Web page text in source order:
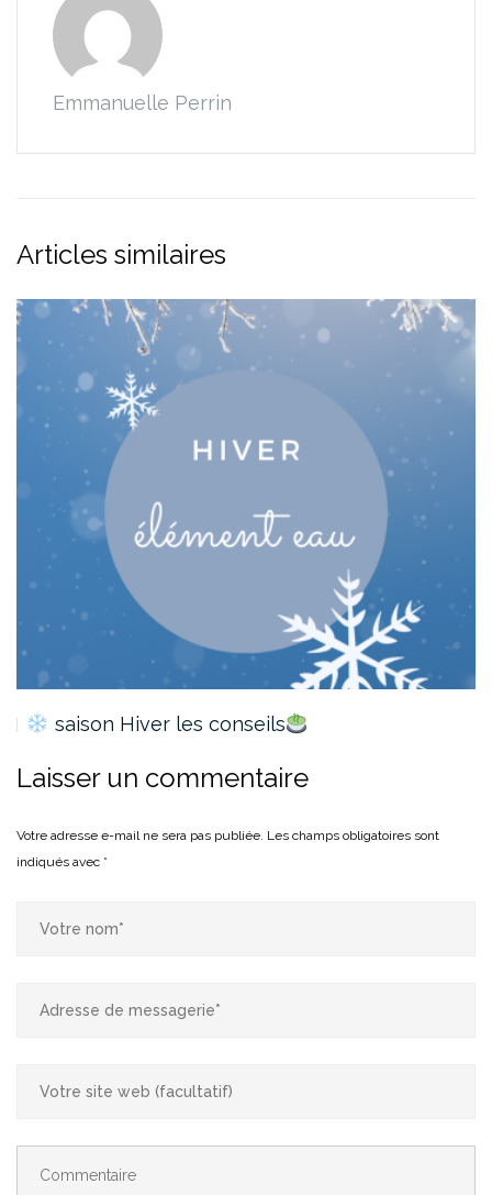
Emmanuelle Perrin
Articles similaires
saison Hiver les conseils
Laisser un commentaire
Votre adresse e-mail ne sera pas publiée. Les champs obligatoires sont
indiqués avec *